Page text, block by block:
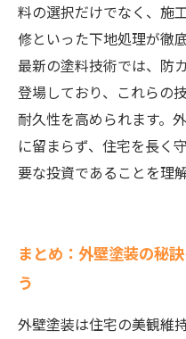
料の選択だけでなく、施
修といった下地処理が徹
最新の塗料技術では、防
登場しており、これらの
耐久性を高められます。
に留まらず、住宅を長く
要な投資であることを理
まとめ：外壁塗装の秘
う
外壁塗装は住宅の美観維